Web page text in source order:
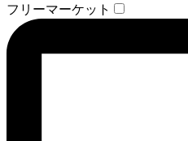
フリーマーケット